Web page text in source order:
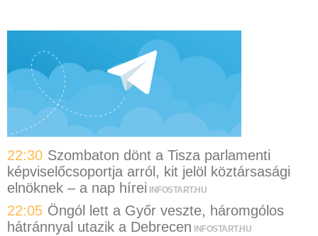
22:30 Szombaton dönt a Tisza parlamenti
képviselőcsoportja arról, kit jelöl köztársasági
elnöknek – a nap hírei INFOSTART.HU
22:05 Öngól lett a Győr veszte, háromgólos
hátránnyal utazik a Debrecen
INFOSTART.HU